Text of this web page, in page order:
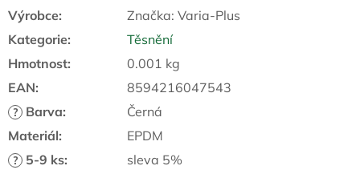
Výrobce:
Značka: Varia-Plus
Kategorie:
Těsnění
Hmotnost:
0.001 kg
EAN: 8594216047543
? Barva:
Černá
Materiál: EPDM
? 5-9 ks: sleva 5%